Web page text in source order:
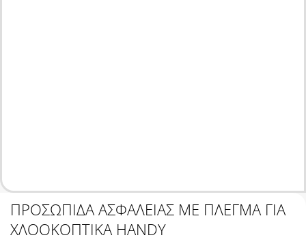
ΠΡΟΣΩΠΙΔΑ ΑΣΦΑΛΕΙΑΣ ΜΕ ΠΛΕΓΜΑ ΓΙΑ
ΧΛΟΟΚΟΠΤΙΚΑ HANDY